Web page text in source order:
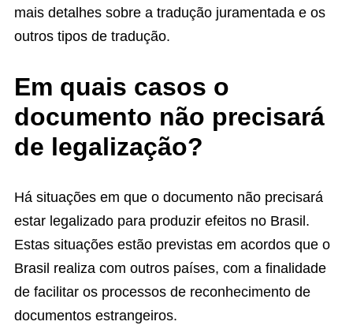
mais detalhes sobre a tradução juramentada e os
outros tipos de tradução.
Em quais casos o
documento não precisará
de legalização?
Há situações em que o documento não precisará
estar legalizado para produzir efeitos no Brasil.
Estas situações estão previstas em acordos que o
Brasil realiza com outros países, com a finalidade
de facilitar os processos de reconhecimento de
documentos estrangeiros.